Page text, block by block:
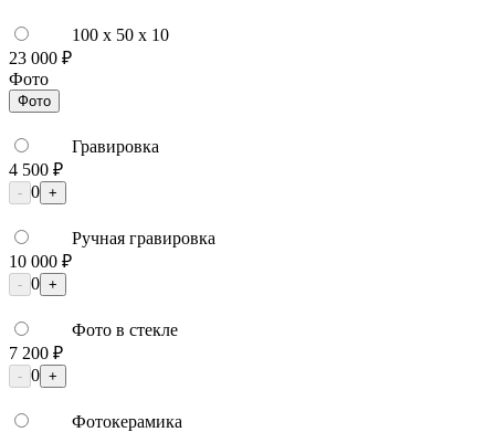
100 x 50 x 10
23 000 ₽
Фото
Фото
Гравировка
4 500 ₽
- 0 +
Ручная гравировка
10 000 ₽
- 0 +
Фото в стекле
7 200 ₽
- 0 +
Фотокерамика